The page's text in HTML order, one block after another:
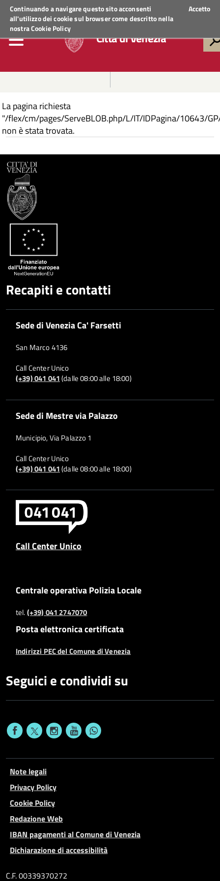
Continuando a navigare questo sito acconsenti
all'utilizzo dei cookie sul browser come descritto nella
nostraCookie Policy
Accetto
Regione Veneto ACCEDI AI SERVIZI
Città di Venezia
La pagina richiesta
"/flex/cm/pages/ServeBLOB.php/L/IT/IDPagina/10643/
non è stata trovata.
Recapiti e contatti
Sede di Venezia Ca' Farsetti
San Marco 4136
Call Center Unico
(+39) 041 041(dalle 08:00 alle 18:00)
Sede di Mestre via Palazzo
Municipio, Via Palazzo 1
Call Center Unico
(+39) 041 041(dalle 08:00 alle 18:00)
Call Center Unico
Centrale operativa Polizia Locale
tel.(+39) 041 2747070
Posta elettronica certificata
Indirizzi PEC del Comune di Venezia
Seguici e condividi su
Note legali
Privacy Policy
Cookie Policy
Redazione Web
IBAN pagamenti al Comune di Venezia
Dichiarazione di accessibilità
C.F. 00339370272